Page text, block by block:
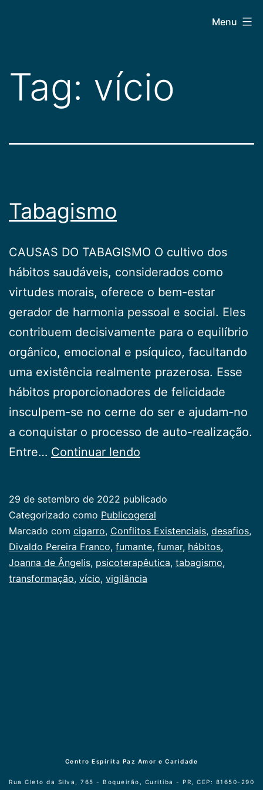
conteúdo
Menu
Tag: vício
Tabagismo
CAUSAS DO TABAGISMO O cultivo dos
hábitos saudáveis, considerados como
virtudes morais, oferece o bem-estar
gerador de harmonia pessoal e social. Eles
contribuem decisivamente para o equilíbrio
orgânico, emocional e psíquico, facultando
uma existência realmente prazerosa. Esse
hábitos proporcionadores de felicidade
insculpem-se no cerne do ser e ajudam-no
a conquistar o processo de auto-realização.
Entre… Continuar lendo
29 de setembro de 2022 publicado
Categorizado como Publicogeral
Marcado com cigarro, Conflitos Existenciais, desafios,
Divaldo Pereira Franco, fumante, fumar, hábitos,
Joanna de Ângelis, psicoterapêutica, tabagismo,
transformação, vício, vigilância
Centro Espírita Paz Amor e Caridade
Rua Cleto da Silva, 765 - Boqueirão, Curitiba - PR, CEP: 81650-290